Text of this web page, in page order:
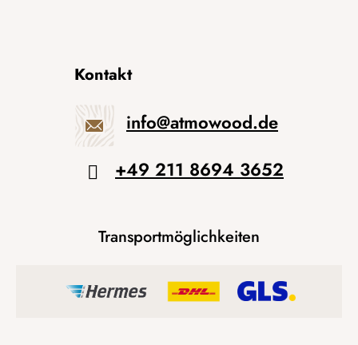
Kontakt
info@atmowood.de
+49 211 8694 3652
Transportmöglichkeiten